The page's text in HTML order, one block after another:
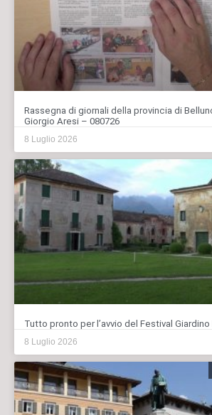
Rassegna di giornali della provincia di
Giorgio Aresi – 080726
8 Luglio 2026
Tutto pronto per l’avvio del Festival Giardino
8 Luglio 2026